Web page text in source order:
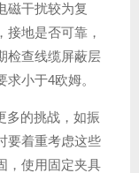
磁干扰较为复
地是否可靠，
检查线缆屏蔽层
小于4欧姆。
多的挑战，如振
要着重考虑这些
，使用固定夹具